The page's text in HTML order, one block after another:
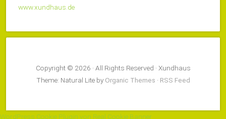
www.xundhaus.de
Copyright © 2026 · All Rights Reserved · Xundhaus
Theme: Natural Lite by Organic Themes · RSS Feed
WordPress Cookie Plugin von Real Cookie Banner